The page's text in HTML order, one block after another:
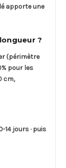
apporte une
?
(périmètre
pour les
cm,
14 jours · puis